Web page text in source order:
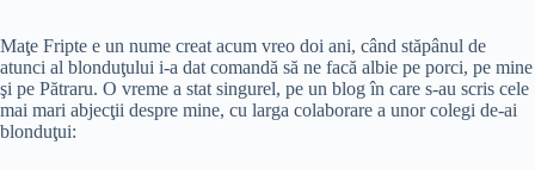
Maţe Fripte e un nume creat acum vreo doi ani, când stăpânul de
atunci al blonduţului i-a dat comandă să ne facă albie pe porci, pe mine
şi pe Pătraru. O vreme a stat singurel, pe un blog în care s-au scris cele
mai mari abjecţii despre mine, cu larga colaborare a unor colegi de-ai
blonduţui: